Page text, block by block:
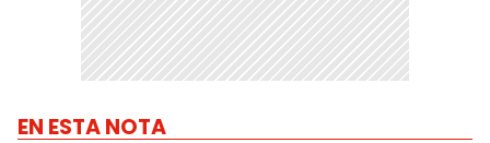
EN ESTA NOTA